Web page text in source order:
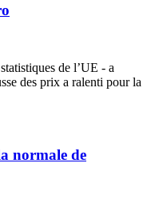
de l’UE - a
des prix a ralenti pour la
normale de